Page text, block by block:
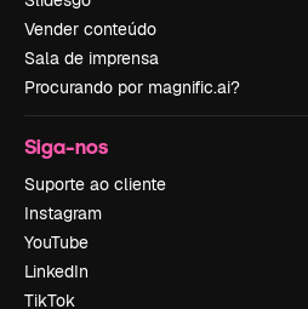
Vender conteúdo
Sala de imprensa
Procurando por magnific.ai?
Siga-nos
Suporte ao cliente
Instagram
YouTube
LinkedIn
TikTok